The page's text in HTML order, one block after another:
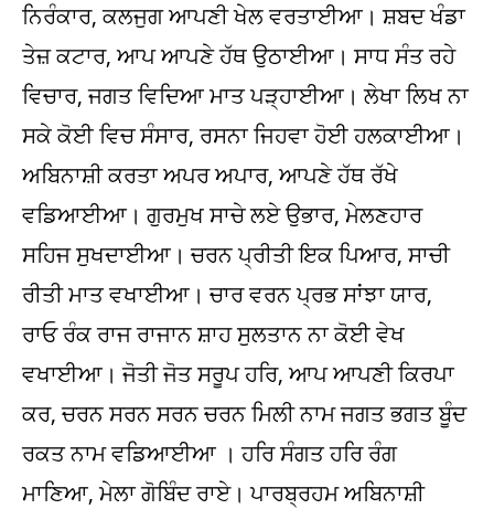
ਨਿਰੰਕਾਰ, ਕਲਜੁਗ ਆਪਣੀ ਖੇਲ ਵਰਤਾਈਆ। ਸ਼ਬਦ ਖੰਡਾ
ਤੇਜ਼ ਕਟਾਰ, ਆਪ ਆਪਣੇ ਹੱਥ ਉਠਾਈਆ। ਸਾਧ ਸੰਤ ਰਹੇ
ਵਿਚਾਰ, ਜਗਤ ਵਿਦਿਆ ਮਾਤ ਪੜ੍ਹਾਈਆ। ਲੇਖਾ ਲਿਖ ਨਾ
ਸਕੇ ਕੋਈ ਵਿਚ ਸੰਸਾਰ, ਰਸਨਾ ਜਿਹਵਾ ਹੋਈ ਹਲਕਾਈਆ।
ਅਬਿਨਾਸ਼ੀ ਕਰਤਾ ਅਪਰ ਅਪਾਰ, ਆਪਣੇ ਹੱਥ ਰੱਖੇ
ਵਡਿਆਈਆ। ਗੁਰਮੁਖ ਸਾਚੇ ਲਏ ਉਭਾਰ, ਮੇਲਣਹਾਰ
ਸਹਿਜ ਸੁਖਦਾਈਆ। ਚਰਨ ਪ੍ਰੀਤੀ ਇਕ ਪਿਆਰ, ਸਾਚੀ
ਰੀਤੀ ਮਾਤ ਵਖਾਈਆ। ਚਾਰ ਵਰਨ ਪ੍ਰਭ ਸਾਂਝਾ ਯਾਰ,
ਰਾਓ ਰੰਕ ਰਾਜ ਰਾਜਾਨ ਸ਼ਾਹ ਸੁਲਤਾਨ ਨਾ ਕੋਈ ਵੇਖ
ਵਖਾਈਆ। ਜੋਤੀ ਜੋਤ ਸਰੂਪ ਹਰਿ, ਆਪ ਆਪਣੀ ਕਿਰਪਾ
ਕਰ, ਚਰਨ ਸਰਨ ਸਰਨ ਚਰਨ ਮਿਲੀ ਨਾਮ ਜਗਤ ਭਗਤ ਬੂੰਦ
ਰਕਤ ਨਾਮ ਵਡਿਆਈਆ । ਹਰਿ ਸੰਗਤ ਹਰਿ ਰੰਗ
ਮਾਣਿਆ, ਮੇਲਾ ਗੋਬਿੰਦ ਰਾਏ। ਪਾਰਬ੍ਰਹਮ ਅਬਿਨਾਸ਼ੀ